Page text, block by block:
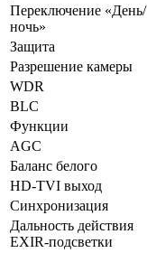
Переключение «День/
ночь»
Защита
Разрешение камеры
WDR
BLC
Функции
AGC
Баланс белого
HD-TVI выход
Синхронизация
Дальность действия
EXIR-подсветки